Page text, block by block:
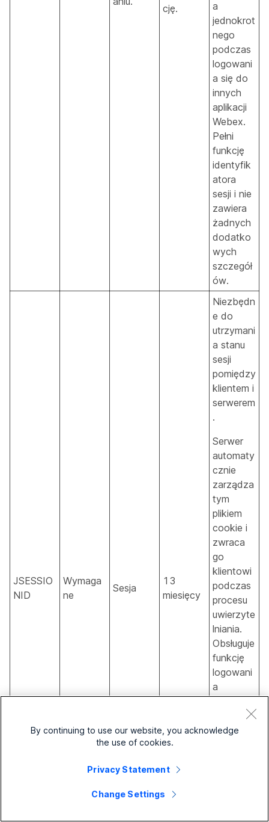
cję.
a
jednokrot
nego
podczas
logowani
a się do
innych
aplikacji
Webex.
Pełni
funkcję
identyfik
atora
sesji i nie
zawiera
żadnych
dodatko
wych
szczegół
ów.
JSESSIO
NID
Wymaga
ne
Sesja
13
miesięcy
Niezbędn
e do
utrzymani
a stanu
sesji
pomiędzy
klientem i
serwerem
.
Serwer
automaty
cznie
zarządza
tym
plikiem
cookie i
zwraca
go
klientowi
podczas
procesu
uwierzyte
lniania.
Obsługuje
funkcję
logowani
a
jednokrot
zapewnia
By continuing to use our website, you acknowledge
the use of cookies.
Privacy Statement
Change Settings